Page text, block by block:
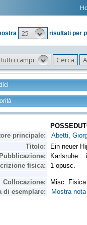
25 risultati per
Tutti i campi